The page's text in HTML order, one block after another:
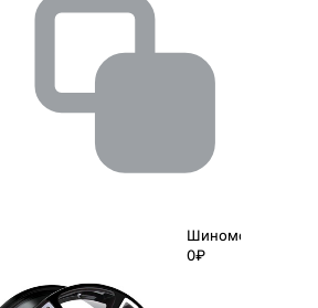
Шиномонтаж
0₽